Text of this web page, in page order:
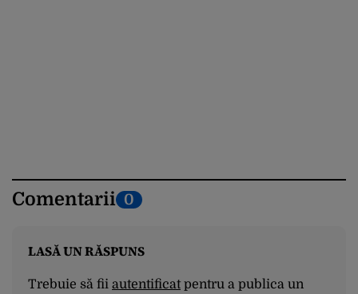
Comentarii 0
LASĂ UN RĂSPUNS
Trebuie să fii autentificatpentru a publica un